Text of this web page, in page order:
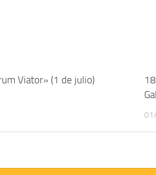
Viator» (1 de julio)